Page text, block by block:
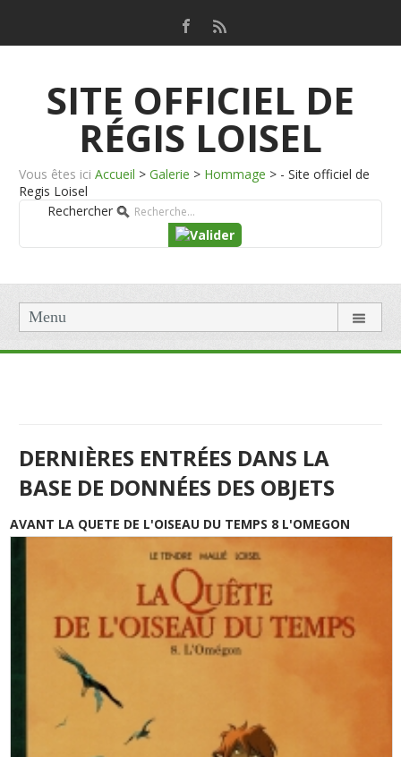
SITE OFFICIEL DE
RÉGIS LOISEL
Vous êtes ici Accueil > Galerie > Hommage > - Site officiel de
Regis Loisel
Rechercher
Menu
DERNIÈRES ENTRÉES DANS LA
BASE DE DONNÉES DES OBJETS
AVANT LA QUETE DE L'OISEAU DU TEMPS 8 L'OMEGON